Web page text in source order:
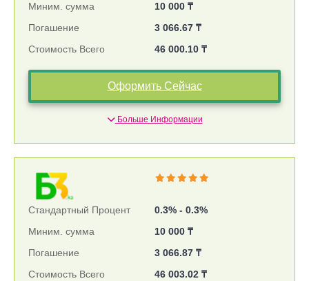
Миним. сумма
10 000 ₸
Погашение
3 066.67 ₸
Стоимость Всего
46 000.10 ₸
Оформить Сейчас
Больше Информации
Стандартный Процент
0.3% - 0.3%
Миним. сумма
10 000 ₸
Погашение
3 066.87 ₸
Стоимость Всего
46 003.02 ₸